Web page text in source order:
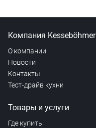
Компания Kesseböhmer
О компании
Новости
Контакты
Тест-драйв кухни
Товары и услуги
Где купить